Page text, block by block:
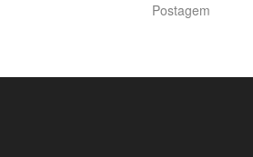
Postagem